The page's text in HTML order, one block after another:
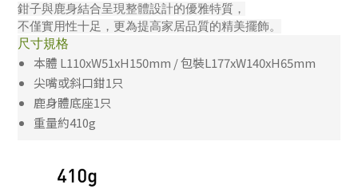
鉗子與鹿身結合呈現整體設計的優雅特質，
不僅實用性十足，更為提高家居品質的精美擺飾。
尺寸規格
本體 L110xW51xH150mm / 包裝L177xW140xH65mm
尖嘴或斜口鉗1只
鹿身體底座1只
重量約410g